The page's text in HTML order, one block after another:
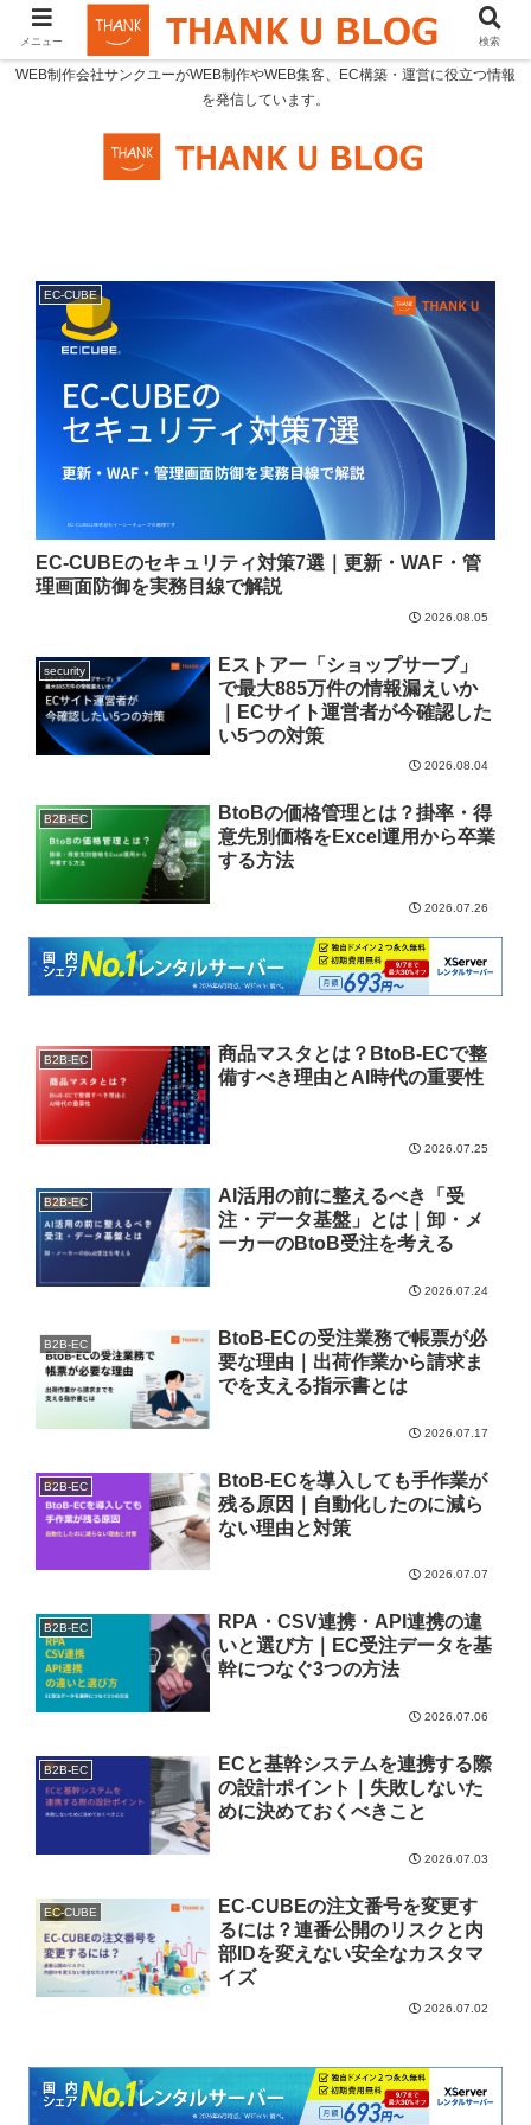
WEB制作会社サンクユーがWEB制作やWEB集客、EC構築・運営に役立つ情報
を発信しています。
EC-CUBE
EC-CUBEのセキュリティ対策7選｜更新・WAF・管
理画面防御を実務目線で解説
2026.08.05
security
Eストアー「ショップサーブ」
で最大885万件の情報漏えいか
｜ECサイト運営者が今確認した
い5つの対策
2026.08.04
B2B-EC
BtoBの価格管理とは？掛率・得
意先別価格をExcel運用から卒業
する方法
2026.07.26
B2B-EC
商品マスタとは？BtoB-ECで整
備すべき理由とAI時代の重要性
2026.07.25
B2B-EC
AI活用の前に整えるべき「受
注・データ基盤」とは｜卸・メ
ーカーのBtoB受注を考える
2026.07.24
B2B-EC
BtoB-ECの受注業務で帳票が必
要な理由｜出荷作業から請求ま
でを支える指示書とは
2026.07.17
B2B-EC
BtoB-ECを導入しても手作業が
残る原因｜自動化したのに減ら
ない理由と対策
2026.07.07
B2B-EC
RPA・CSV連携・API連携の違
いと選び方｜EC受注データを基
幹につなぐ3つの方法
2026.07.06
B2B-EC
ECと基幹システムを連携する際
の設計ポイント｜失敗しないた
めに決めておくべきこと
2026.07.03
EC-CUBE
EC-CUBEの注文番号を変更す
るには？連番公開のリスクと内
部IDを変えない安全なカスタマ
イズ
2026.07.02
メニュー 検索